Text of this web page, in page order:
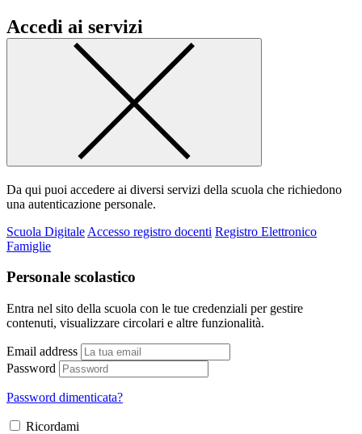
Accedi ai servizi
Da qui puoi accedere ai diversi servizi della scuola che richiedono
una autenticazione personale.
Scuola Digitale Accesso registro docenti Registro Elettronico
Famiglie
Personale scolastico
Entra nel sito della scuola con le tue credenziali per gestire
contenuti, visualizzare circolari e altre funzionalità.
Email address
Password
Password dimenticata?
Ricordami